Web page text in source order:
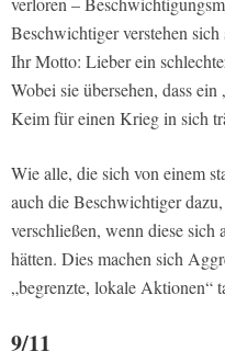
Beschwichtiger verstehen
Ihr Motto: Lieber ein
Wobei sie übersehen, dass
Keim für einen Krieg in sich
Wie alle, die sich von einem
auch die Beschwichtiger
verschließen, wenn diese sich
hätten. Dies machen sich
„begrenzte, lokale Aktionen“
9/11